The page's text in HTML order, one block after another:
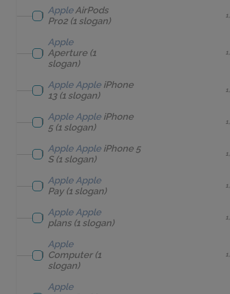
AppleAirPods
Pro2(1 slogan)
Apple
Aperture(1
slogan)
Apple AppleiPhone
13(1 slogan)
Apple AppleiPhone
5(1 slogan)
Apple AppleiPhone 5
S(1 slogan)
Apple Apple
Pay(1 slogan)
Apple Apple
plans(1 slogan)
Apple
Computer(1
slogan)
Apple